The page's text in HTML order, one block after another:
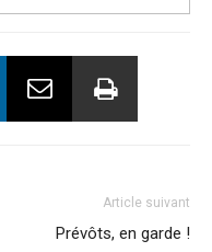
Article suivant
Prévôts, en garde !